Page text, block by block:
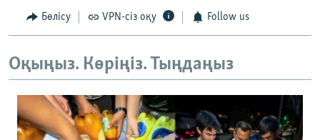
Бөлісу VPN-сіз оқу Follow us
Оқыңыз. Көріңіз. Тыңдаңыз